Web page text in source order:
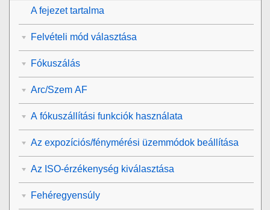
A fejezet tartalma
Felvételi mód választása
Fókuszálás
Arc/Szem AF
A fókuszállítási funkciók használata
Az expozíciós/fénymérési üzemmódok beállítása
Az ISO-érzékenység kiválasztása
Fehéregyensúly